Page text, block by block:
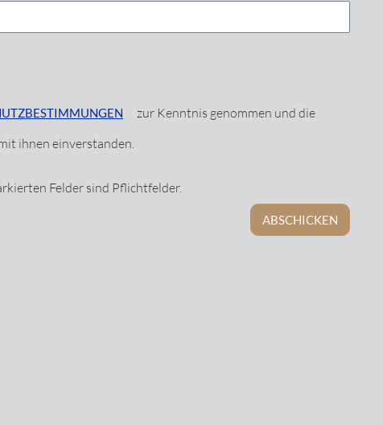
zur Kenntnis genommen und die
ihnen einverstanden.
Felder sind Pflichtfelder.
ABSCHICKEN